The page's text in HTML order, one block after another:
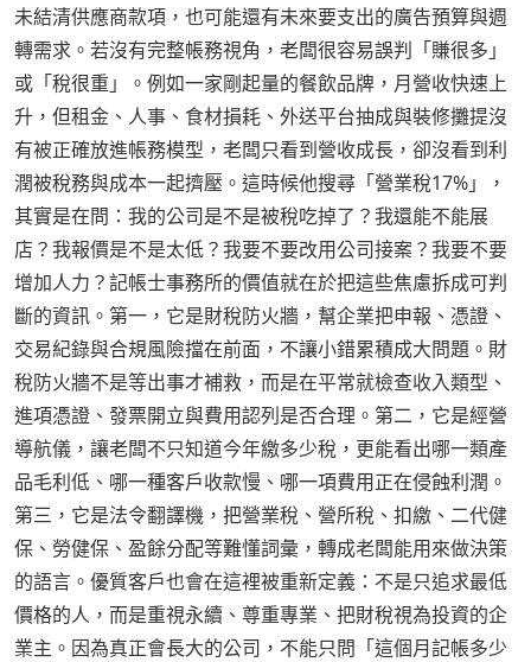
未結清供應商款項，也可能還有未來要支出的廣告預算與週
轉需求。若沒有完整帳務視角，老闆很容易誤判「賺很多」
或「稅很重」。例如一家剛起量的餐飲品牌，月營收快速上
升，但租金、人事、食材損耗、外送平台抽成與裝修攤提沒
有被正確放進帳務模型，老闆只看到營收成長，卻沒看到利
潤被稅務與成本一起擠壓。這時候他搜尋「營業稅17%」，
其實是在問：我的公司是不是被稅吃掉了？我還能不能展
店？我報價是不是太低？我要不要改用公司接案？我要不要
增加人力？記帳士事務所的價值就在於把這些焦慮拆成可判
斷的資訊。第一，它是財稅防火牆，幫企業把申報、憑證、
交易紀錄與合規風險擋在前面，不讓小錯累積成大問題。財
稅防火牆不是等出事才補救，而是在平常就檢查收入類型、
進項憑證、發票開立與費用認列是否合理。第二，它是經營
導航儀，讓老闆不只知道今年繳多少稅，更能看出哪一類產
品毛利低、哪一種客戶收款慢、哪一項費用正在侵蝕利潤。
第三，它是法令翻譯機，把營業稅、營所稅、扣繳、二代健
保、勞健保、盈餘分配等難懂詞彙，轉成老闆能用來做決策
的語言。優質客戶也會在這裡被重新定義：不是只追求最低
價格的人，而是重視永續、尊重專業、把財稅視為投資的企
業主。因為真正會長大的公司，不能只問「這個月記帳多少